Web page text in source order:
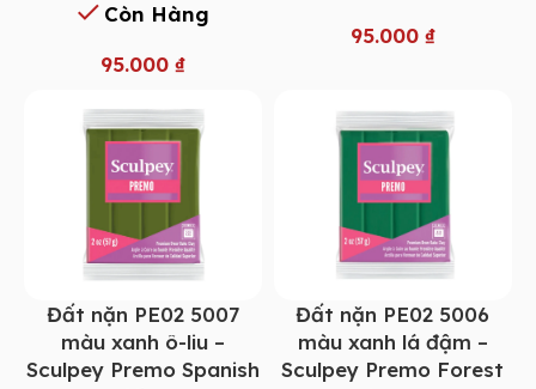
Còn Hàng
95.000 ₫
95.000 ₫
Đất nặn PE02 5007
màu xanh ô-liu –
Sculpey Premo Spanish
Đất nặn PE02 5006
màu xanh lá đậm –
Sculpey Premo Forest